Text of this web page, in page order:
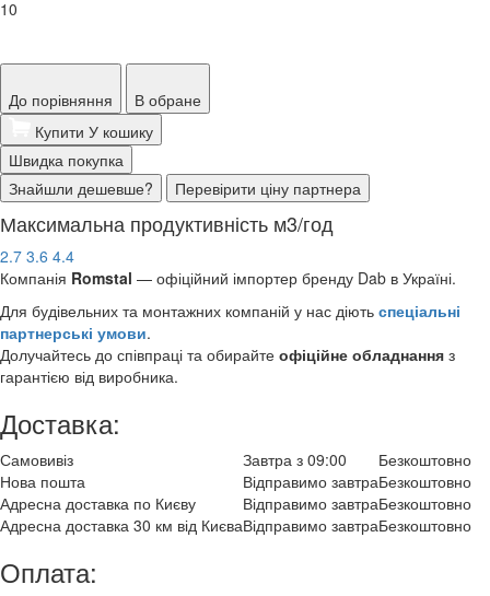
10
До порівняння
В обране
Купити У кошику
Швидка покупка
Знайшли дешевше?
Перевірити ціну партнера
Максимальна продуктивність м3/год
2.7 3.6 4.4
Компанія Romstal — офіційний імпортер бренду Dab в Україні.
Для будівельних та монтажних компаній у нас діють спеціальні
партнерські умови.
Долучайтесь до співпраці та обирайте офіційне обладнання з
гарантією від виробника.
Доставка:
Самовивіз Завтра з 09:00
Безкоштовно
Нова пошта
Відправимо завтраБезкоштовно
Адресна доставка по Києву
Відправимо завтраБезкоштовно
Адресна доставка 30 км від КиєваВідправимо завтраБезкоштовно
Оплата: